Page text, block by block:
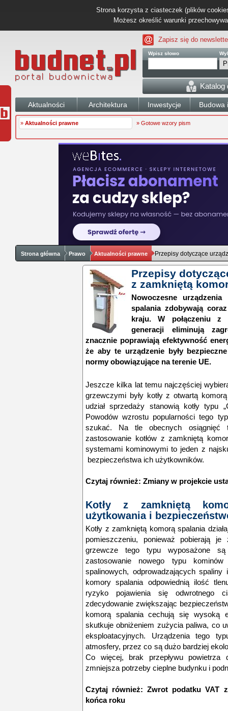
Strona korzysta z ciasteczek (plików
Możesz określić warunki
Zapisz się do
Wpisz słowo
Katalog
Aktualności Architektura Inwestycje Budowa
» Aktualności prawne » Gotowe wzory pism
Strona główna Prawo Aktualności prawne Przepisy dotyczące
Przepisy
z zamkniętą
Nowoczesne
spalania zdobywają
kraju. W połączeniu z
generacji eliminują
znacznie poprawiają efektywność
że aby te urządzenie były
normy obowiązujące na terenie UE.
Jeszcze kilka lat temu najczęściej
grzewczymi były kotły z otwartą
udział sprzedaży stanowią kotły typu
Powodów wzrostu popularności tego
szukać. Na tle obecnych osiągnięć
zastosowanie kotłów z zamkniętą
systemami kominowymi to jeden z
bezpieczeństwa ich użytkowników.
Czytaj również: Zmiany w projekcie
Kotły z zamkniętą
użytkowania i
Kotły z zamkniętą komorą spalania
pomieszczeniu, ponieważ pobierają
grzewcze tego typu wyposażone
zastosowanie nowego typu
spalinowych, odprowadzających
komory spalania odpowiednią ilość
ryzyko pojawienia się odwrotnego
zdecydowanie zwiększając
komorą spalania cechują się wysoką
skutkuje obniżeniem zużycia paliwa, co
eksploatacyjnych. Urządzenia tego
atmosfery, przez co są dużo bardziej
Co więcej, brak przepływu powietrza
zmniejsza potrzeby cieplne budynku i
Czytaj również:Zwrot podatku VAT
końca roku